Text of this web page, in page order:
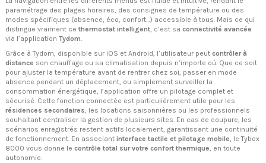
paramétrage des plages horaires, des consignes de température ou des
modes spécifiques (absence, éco, confort…) accessible à tous. Mais ce qui
distingue vraiment ce thermostat intelligent , c’est sa connectivité avancée
via l’application Tydom
Grâce à Tydom, disponible sur iOS et Android, l’utilisateur peut contrôler à
distance son chauffage ou sa climatisation depuis n’importe où. Que ce soit
pour ajuster la température avant de rentrer chez soi, passer en mode
absence pendant un déplacement, ou simplement surveiller la
consommation énergétique, l’application offre un pilotage complet et
sécurisé. Cette fonction connectée est particulièrement utile pour les
résidences secondaires, les locations saisonnières ou les professionnels
souhaitant centraliser la gestion de plusieurs sites. En cas de coupure, les
scénarios enregistrés restent actifs localement, garantissant une continuité
de fonctionnement. En associant interface tactile et pilotage mobile, le Tybox
8000 vous donne le contrôle total sur votre confort thermique, en toute
autonomie.